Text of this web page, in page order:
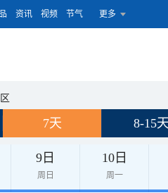
资讯 视频 节气 更多
7天 8-15天
9日
周日
10日
周一